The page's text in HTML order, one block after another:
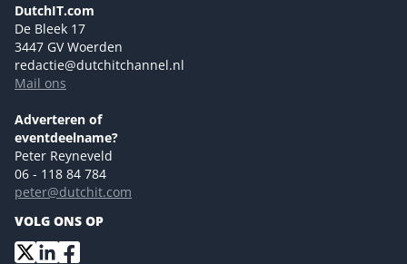
Marketingmogelijkheden 2026
Eventmogelijkheden 2026
Advertising opportunities 2026 ENG
Event opportunities 2026 ENG
Versturen
DutchIT.com
De Bleek 17
3447 GV Woerden
redactie@dutchitchannel.nl
Mail ons
Adverteren of
eventdeelname?
Peter Reyneveld
06 - 118 84 784
peter@dutchit.com
VOLG ONS OP